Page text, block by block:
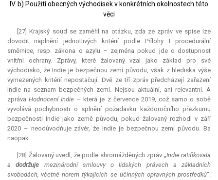
IV. b) Použití obecných východisek v konkrétních okolnostech této
věci
[27] Krajský soud se zaměřil na otázku, zda ze zpráv ve spise lze
dovodit naplnění jednotlivých kritérií podle Přílohy I procedurální
směrnice, resp. zákona o azylu – zejména pokud jde o dostupnost
vnitřní ochrany. Zprávy, které žalovaný vzal jako základ pro své
východisko, že Indie je bezpečnou zemí původu, však z hlediska výše
vymezených kritérií nepostačují. Dvě ze tří zpráv předcházejí zařazení
Indie na seznam bezpečných zemí. Nejsou aktuální, ani relevantní. A
zprávaHodnocení Indie – která je z července 2019, což samo o sobě
vyvolává pochybnosti o splnění požadavku každoročního přezkumu
bezpečnosti Indie jako země původu, pokud žalovaný rozhodl v září
2020 – neodůvodňuje závěr, že Indie je bezpečnou zemí původu. Ba
naopak.
[28] Žalovaný uvedl, že podle shromážděných zpráv „Indie ratifikovala
adodržuje
mezinárodní smlouvy o lidských právech a základních
svobodách, včetně norem týkajících se účinných opravných prostředků“.